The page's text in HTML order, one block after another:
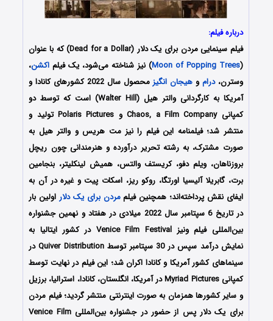
درباره فیلم:
فیلم سینمایی مردن برای یک دلار (Dead for a Dollar) که با عنوان
(
Moon of Popping Trees) نیز شناخته می‌شود، یک فیلم اکشن،
وسترن،درام و هیجان انگیز
محصول سال 2022 کشورهای کانادا و
آمریکا به کارگردانی والتر هیل (Walter Hill) است که توسط دو
کمپانی Chaos, a Film Company و Polaris Pictures تولید و
منتشر شد؛ فیلمنامه این فیلم را نیز مت هریس و والتر هیل به
صورت مشترک، به رشته تحریر درآورده و هنرمندانی چون ریچل
بروزناهان، ویلم دفو، کریستف والتس، همیش لینکلیتر، بنجامین
برت، گابریلا آلیسیا اورتگا، روکو ریز، اسکات پیت و غیره در آن به
ایفای نقش پرداخته‌اند؛ همچنین فیلممردن برای یک دلار اولین بار
در تاریخ 6 سپتامبر سال 2022 میلادی در هفتاد و نهمین جشنواره
بین‌المللی فیلم ونیز Venice Film Festival در کشور ایتالیا به
نمایش درآمد سپس در 30 سپتامبر توسط Quiver Distribution در
سینماهای کشور آمریکا و کانادا اکران شد؛ این فیلم در نهایت توسط
کمپانی Myriad Pictures در آمریکا، انگلستان، کانادا، استرالیا، برزیل
و سایر کشورها همزمان به صورت اینترنتی منتشر گردید؛ فیلم مردن
برای یک دلار پس از حضور در جشنواره‌ بین‌المللی Venice Film